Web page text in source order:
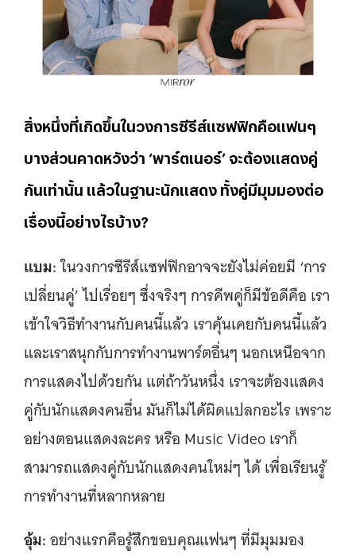
สิ่งหนึ่งที่เกิดขึ้นในวงการซีรีส์แซฟฟิกคือแฟนๆ
บางส่วนคาดหวังว่า ‘พาร์ตเนอร์’ จะต้องแสดงคู่
กันเท่านั้น แล้วในฐานะนักแสดง ทั้งคู่มีมุมมองต่อ
เรื่องนี้อย่างไรบ้าง?
แบม:ในวงการซีรีส์แซฟฟิกอาจจะยังไม่ค่อยมี ‘การ
เปลี่ยนคู่’ ไปเรื่อยๆ ซึ่งจริงๆ การคีพคู่ก็มีข้อดีคือ เรา
เข้าใจวิธีทำงานกับคนนี้แล้ว เราคุ้นเคยกับคนนี้แล้ว
และเราสนุกกับการทำงานพาร์ตอื่นๆ นอกเหนือจาก
การแสดงไปด้วยกัน แต่ถ้าวันหนึ่ง เราจะต้องแสดง
คู่กับนักแสดงคนอื่น มันก็ไม่ได้ผิดแปลกอะไร เพราะ
อย่างตอนแสดงละคร หรือ Music Video เราก็
สามารถแสดงคู่กับนักแสดงคนใหม่ๆ ได้ เพื่อเรียนรู้
การทำงานที่หลากหลาย
อุ้ม:อย่างแรกคือรู้สึกขอบคุณแฟนๆ ที่มีมุมมอง